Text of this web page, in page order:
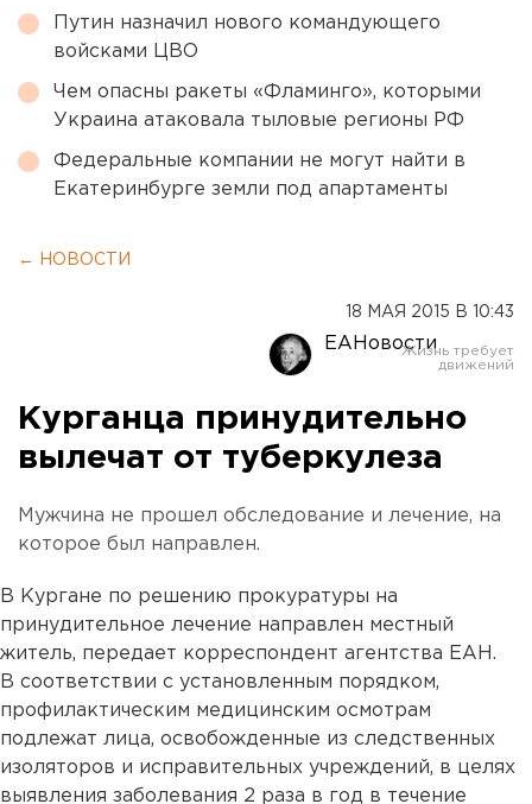
Путин назначил нового командующего
войсками ЦВО
Чем опасны ракеты «Фламинго», которыми
Украина атаковала тыловые регионы РФ
Федеральные компании не могут найти в
Екатеринбурге земли под апартаменты
← НОВОСТИ
18 МАЯ 2015 В 10:43
ЕАНовости
Курганца принудительно
вылечат от туберкулеза
Мужчина не прошел обследование и лечение, на
которое был направлен.
В Кургане по решению прокуратуры на
принудительное лечение направлен местный
житель, передает корреспондент агентства ЕАН.
В соответствии с установленным порядком,
профилактическим медицинским осмотрам
подлежат лица, освобожденные из следственных
изоляторов и исправительных учреждений, в целях
выявления заболевания 2 раза в год в течение